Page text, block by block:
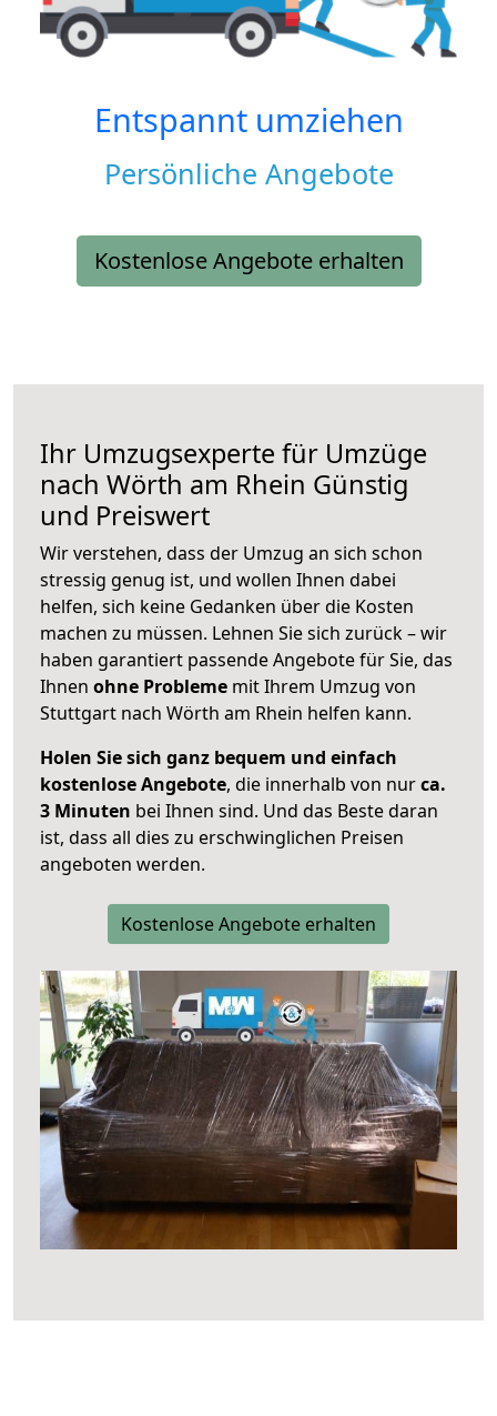
Entspannt umziehen
Persönliche Angebote
Kostenlose Angebote erhalten
Ihr Umzugsexperte für Umzüge
nach Wörth am Rhein Günstig
und Preiswert
Wir verstehen, dass der Umzug an sich schon
stressig genug ist, und wollen Ihnen dabei
helfen, sich keine Gedanken über die Kosten
machen zu müssen. Lehnen Sie sich zurück – wir
haben garantiert passende Angebote für Sie, das
Ihnen ohne Probleme mit Ihrem Umzug von
Stuttgart nach Wörth am Rhein helfen kann.
Holen Sie sich ganz bequem und einfach
kostenlose Angebote, die innerhalb von nurca.
3 Minuten bei Ihnen sind. Und das Beste daran
ist, dass all dies zu erschwinglichen Preisen
angeboten werden.
Kostenlose Angebote erhalten